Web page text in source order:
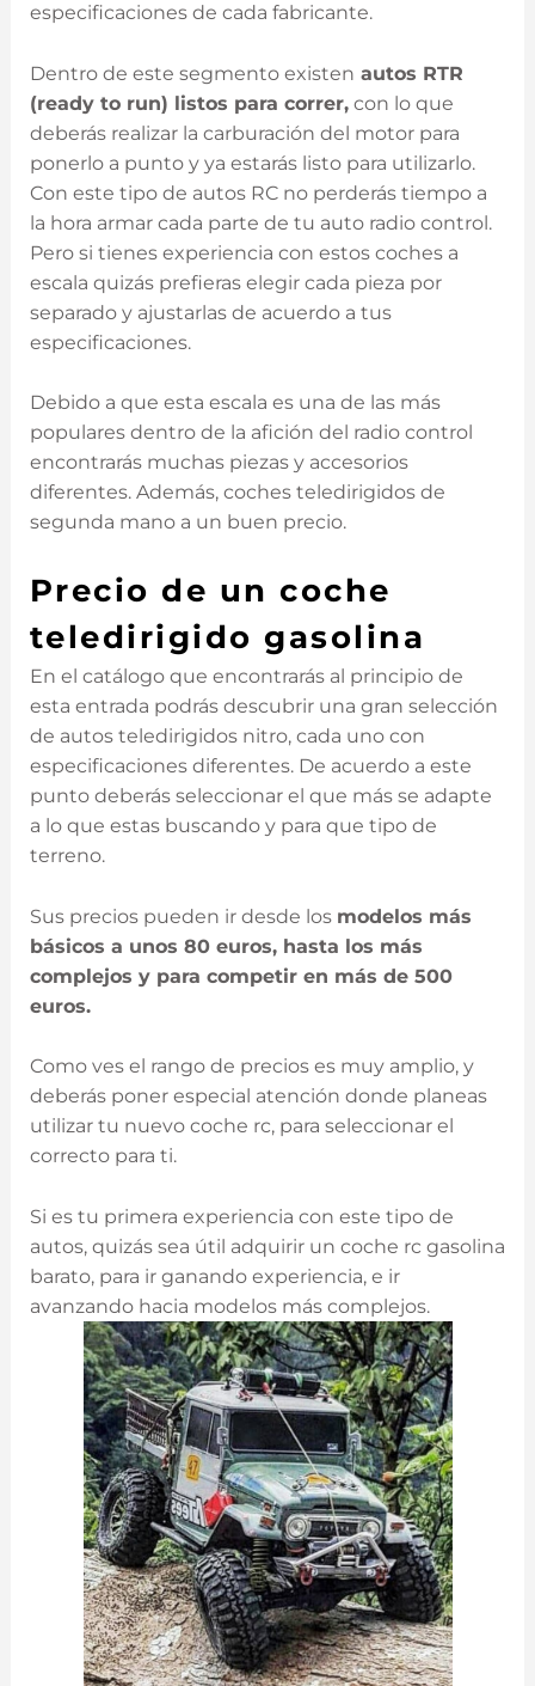
especificaciones de cada fabricante.
Dentro de este segmento existen autos RTR
(ready to run) listos para correr,con lo que
deberás realizar la carburación del motor para
ponerlo a punto y ya estarás listo para utilizarlo.
Con este tipo de autos RC no perderás tiempo a
la hora armar cada parte de tu auto radio control.
Pero si tienes experiencia con estos coches a
escala quizás prefieras elegir cada pieza por
separado y ajustarlas de acuerdo a tus
especificaciones.
Debido a que esta escala es una de las más
populares dentro de la afición del radio control
encontrarás muchas piezas y accesorios
diferentes. Además, coches teledirigidos de
segunda mano a un buen precio.
Precio de un coche
teledirigido gasolina
En el catálogo que encontrarás al principio de
esta entrada podrás descubrir una gran selección
de autos teledirigidos nitro, cada uno con
especificaciones diferentes. De acuerdo a este
punto deberás seleccionar el que más se adapte
a lo que estas buscando y para que tipo de
terreno.
Sus precios pueden ir desde los modelos más
básicos a unos 80 euros, hasta los más
complejos y para competir en más de 500
euros.
Como ves el rango de precios es muy amplio, y
deberás poner especial atención donde planeas
utilizar tu nuevo coche rc, para seleccionar el
correcto para ti.
Si es tu primera experiencia con este tipo de
autos, quizás sea útil adquirir un coche rc gasolina
barato, para ir ganando experiencia, e ir
avanzando hacia modelos más complejos.